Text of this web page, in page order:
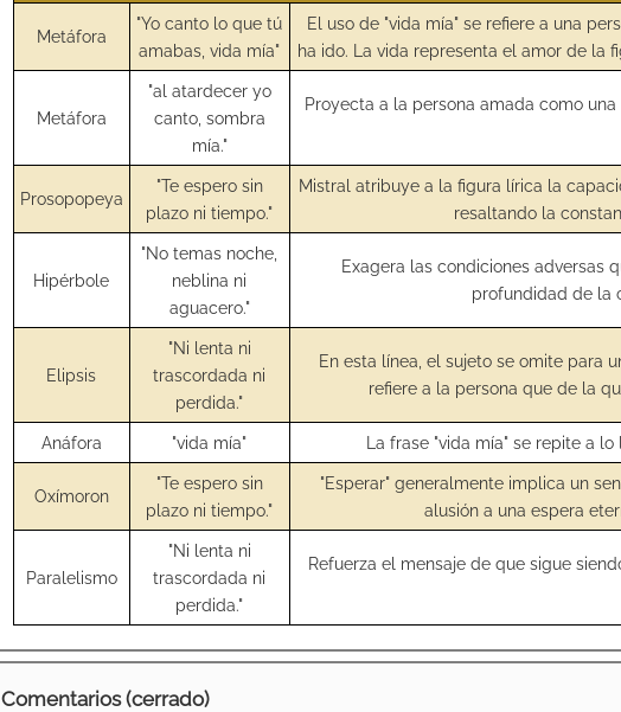
Metáfora
"Yo canto lo que tú
amabas, vida mía"
El uso de "vida mía" se refiere a una
ha ido. La vida representa el amor de la
Metáfora
"al atardecer yo
canto, sombra
mía."
Proyecta a la persona amada como
Prosopopeya
"Te espero sin
plazo ni tiempo."
Mistral atribuye a la figura lírica la
resaltando la
Hipérbole
"No temas noche,
neblina ni
aguacero."
Exagera las condiciones adversas
profundidad de la
Elipsis
"Ni lenta ni
trascordada ni
perdida."
En esta línea, el sujeto se omite para
refiere a la persona que de la
Anáfora "vida mía" La frase "vida mía" se repite a
Oxímoron
"Te espero sin
plazo ni tiempo."
"Esperar" generalmente implica un
alusión a una espera
Paralelismo
"Ni lenta ni
trascordada ni
perdida."
Refuerza el mensaje de que sigue
Comentarios (cerrado)